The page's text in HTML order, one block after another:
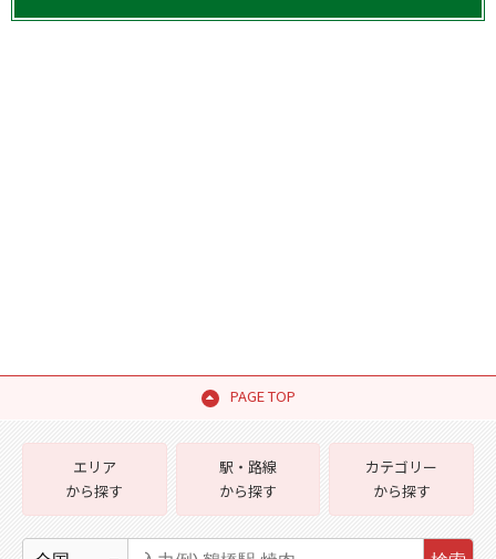
PAGE TOP
エリア
から探す
駅・路線
から探す
カテゴリー
から探す